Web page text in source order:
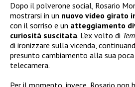
Dopo il polverone social, Rosario
mostrarsi in un nuovo video girato
con il sorriso e un atteggiamento
curiosità suscitata. L’ex volto di
di ironizzare sulla vicenda,
presunto cambiamento alla sua
telecamera.